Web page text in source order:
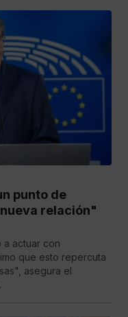
punto de
relación"
a actuar con
que esto repercuta
asegura el